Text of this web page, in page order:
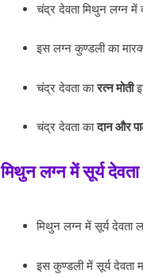
चंद्र देवता मिथुन लग्न
इस लग्न कुण्डली का
चंद्र देवता कारत्न मोती
चंद्र देवता कादान और
मिथुन लग्न में सूर्य
मिथुन लग्न में सूर्य देवता
इस कुण्डली में सूर्य देवता